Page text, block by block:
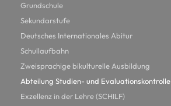
Grundschule
Sekundarstufe
Deutsches Internationales Abitur
Schullaufbahn
Zweisprachige bikulturelle Ausbildung
Abteilung Studien- und Evaluationskontrolle
Exzellenz in der Lehre (SCHILF)